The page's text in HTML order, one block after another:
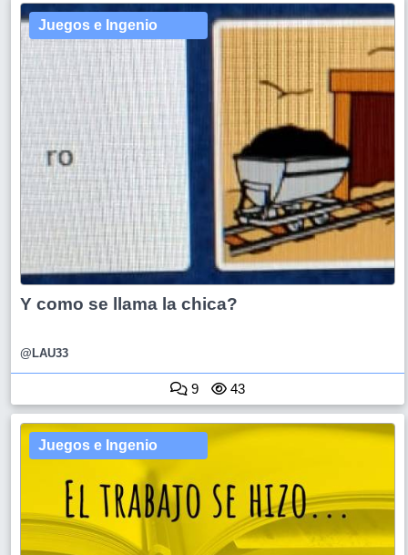
Juegos e Ingenio
Y como se llama la chica?
@LAU33
9 43
Juegos e Ingenio